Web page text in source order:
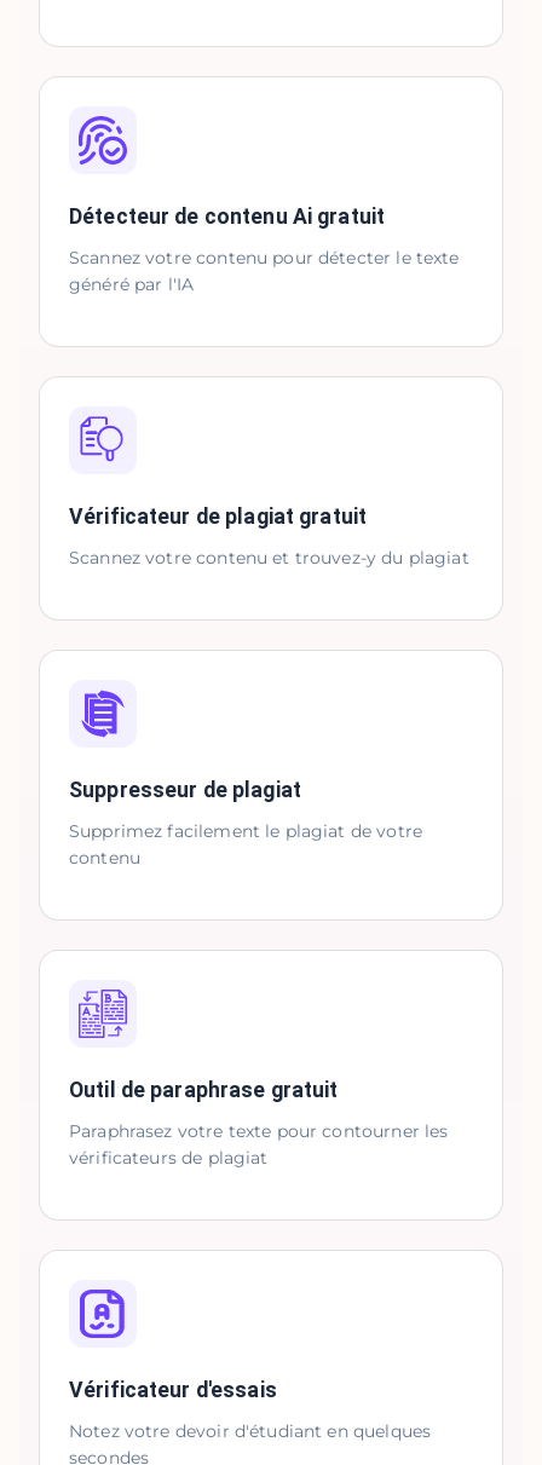
Détecteur de contenu Ai gratuit
Scannez votre contenu pour détecter le texte
généré par l'IA
Vérificateur de plagiat gratuit
Scannez votre contenu et trouvez-y du plagiat
Suppresseur de plagiat
Supprimez facilement le plagiat de votre
contenu
Outil de paraphrase gratuit
Paraphrasez votre texte pour contourner les
vérificateurs de plagiat
Vérificateur d'essais
Notez votre devoir d'étudiant en quelques
secondes